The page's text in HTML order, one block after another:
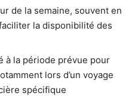
de la semaine, souvent en
la disponibilité des
à la période prévue pour
lors d’un voyage
spécifique